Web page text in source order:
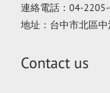
連絡電話：04-
地址：台中市北區
Contact us